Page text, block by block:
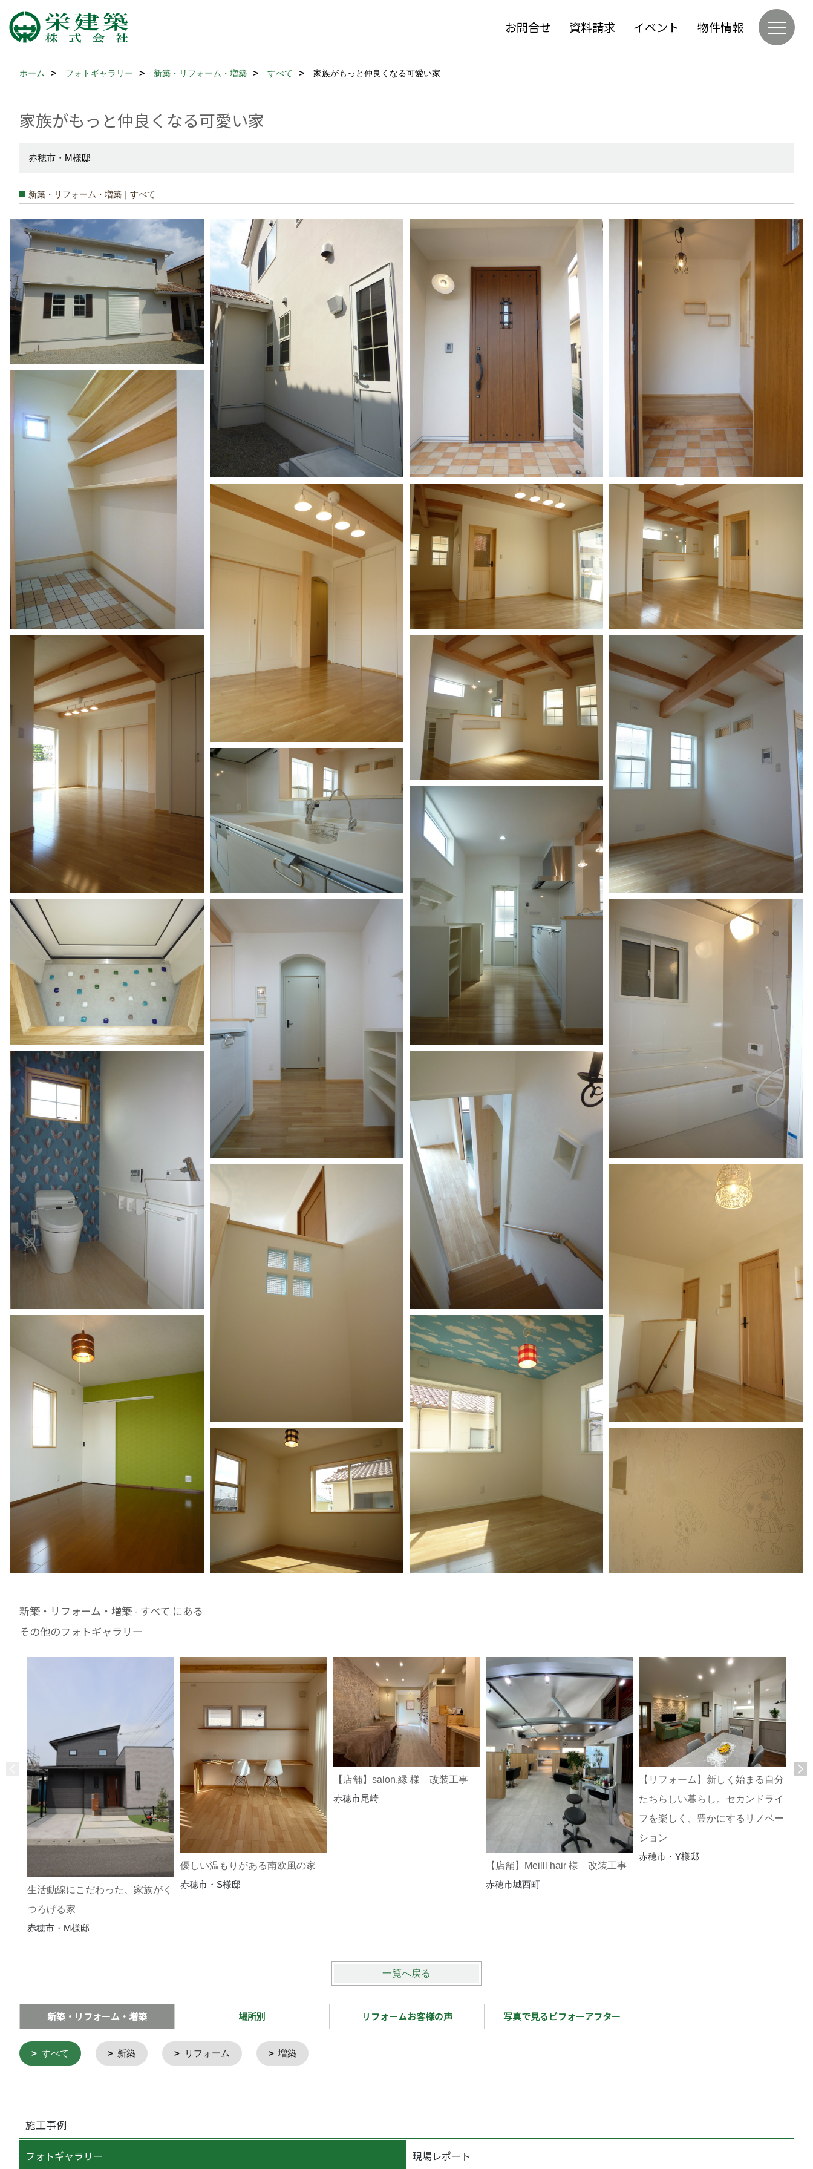
お問合せ 資料請求 イベント 物件情報
ホーム フォトギャラリー 新築・リフォーム・増築 すべて 家族がもっと仲良くなる可愛い家
家族がもっと仲良くなる可愛い家
赤穂市・M様邸
新築・リフォーム・増築｜すべて
新築・リフォーム・増築 - すべて にある
その他のフォトギャラリー
生活動線にこだわった、家族がく
つろげる家
赤穂市・M様邸
優しい温もりがある南欧風の家
赤穂市・S様邸
【店舗】salon.縁 様 改装工事
赤穂市尾崎
【店舗】Meilll hair 様 改装工事
赤穂市城西町
【リフォーム】新しく始まる自分
たちらしい暮らし。セカンドライ
フを楽しく、豊かにするリノベー
ション
赤穂市・Y様邸
一覧へ戻る
新築・リフォーム・増築 場所別 リフォームお客様の声 写真で見るビフォーアフター
すべて 新築 リフォーム 増築
施工事例
フォトギャラリー 現場レポート